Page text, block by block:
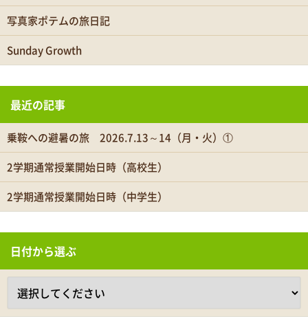
写真家ポテムの旅日記
Sunday Growth
最近の記事
乗鞍への避暑の旅 2026.7.13～14（月・火）①
2学期通常授業開始日時（高校生）
2学期通常授業開始日時（中学生）
日付から選ぶ